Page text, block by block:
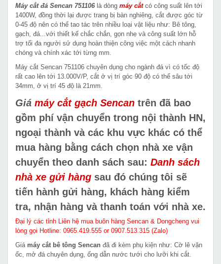
Máy cắt đá Sencan 751106 là dòng máy cắtcó công suất lên tới
1400W, đồng thời lại được trang bị bàn nghiêng, cắt được góc từ
0-45 độ nên có thể tao tác trên nhiều loại vật liệu như: Bê tông,
gạch, đá...với thiết kế chắc chắn, gọn nhẹ và công suất lớn hỗ
trợ tối đa người sử dụng hoàn thiện công việc một cách nhanh
chóng và chính xác tới từng mm.
Máy cắt Sencan 751106 chuyên dụng cho ngành đá vì có tốc độ
rất cao lên tới 13.000V/P, cắt ở vị trí góc 90 độ có thể sâu tới
34mm, ở vị trí 45 độ là 21mm.
Giá máy cắt gạch Sencan trên đã bao
gồm phí vận chuyển trong nội thành HN,
ngoại thành và các khu vực khác có thể
mua hàng bằng cách chọn nhà xe vận
chuyển theo danh sách sau: Danh sách
nhà xe gửi hàng sau đó chúng tôi sẽ
tiến hành gửi hàng, khách hàng kiểm
tra, nhận hàng và thanh toán với nhà xe.
Đại lý các tỉnh Liên hệ mua buôn hàng Sencan & Dongcheng vui
lòng gọi Hotline: 0965.419.555 or 0907.513.315 (Zalo)
Giá máy cắt bê tông Sencan đã đi kèm phụ kiện như: Cờ lê vặn
ốc, mở đá chuyên dụng, ống dẫn nước tưới cho lưỡi khi cắt.